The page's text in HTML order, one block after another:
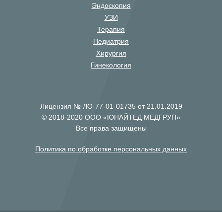
Эндоскопия
УЗИ
Терапия
Педиатрия
Хирургия
Гинекология
Лицензия № ЛО-77-01-01735 от 21.01.2019
© 2018-2020 ООО «ЮНАЙТЕД МЕДГРУП»
Все права защищены
Политика по обработке персональных данных